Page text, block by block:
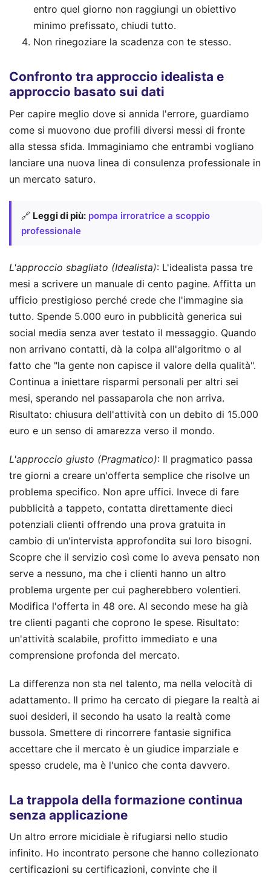
entro quel giorno non raggiungi un obiettivo
minimo prefissato, chiudi tutto.
Non rinegoziare la scadenza con te stesso.
Confronto tra approccio idealista e
approccio basato sui dati
Per capire meglio dove si annida l'errore, guardiamo
come si muovono due profili diversi messi di fronte
alla stessa sfida. Immaginiamo che entrambi vogliano
lanciare una nuova linea di consulenza professionale in
un mercato saturo.
🔗 Leggi di più: pompa irroratrice a scoppio
professionale
L'approccio sbagliato (Idealista): L'idealista passa tre
mesi a scrivere un manuale di cento pagine. Affitta un
ufficio prestigioso perché crede che l'immagine sia
tutto. Spende 5.000 euro in pubblicità generica sui
social media senza aver testato il messaggio. Quando
non arrivano contatti, dà la colpa all'algoritmo o al
fatto che "la gente non capisce il valore della qualità".
Continua a iniettare risparmi personali per altri sei
mesi, sperando nel passaparola che non arriva.
Risultato: chiusura dell'attività con un debito di 15.000
euro e un senso di amarezza verso il mondo.
L'approccio giusto (Pragmatico): Il pragmatico passa
tre giorni a creare un'offerta semplice che risolve un
problema specifico. Non apre uffici. Invece di fare
pubblicità a tappeto, contatta direttamente dieci
potenziali clienti offrendo una prova gratuita in
cambio di un'intervista approfondita sui loro bisogni.
Scopre che il servizio così come lo aveva pensato non
serve a nessuno, ma che i clienti hanno un altro
problema urgente per cui pagherebbero volentieri.
Modifica l'offerta in 48 ore. Al secondo mese ha già
tre clienti paganti che coprono le spese. Risultato:
un'attività scalabile, profitto immediato e una
comprensione profonda del mercato.
La differenza non sta nel talento, ma nella velocità di
adattamento. Il primo ha cercato di piegare la realtà ai
suoi desideri, il secondo ha usato la realtà come
bussola. Smettere di rincorrere fantasie significa
accettare che il mercato è un giudice imparziale e
spesso crudele, ma è l'unico che conta davvero.
La trappola della formazione continua
senza applicazione
Un altro errore micidiale è rifugiarsi nello studio
infinito. Ho incontrato persone che hanno collezionato
certificazioni su certificazioni, convinte che il